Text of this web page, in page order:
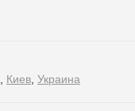
Киев Украина